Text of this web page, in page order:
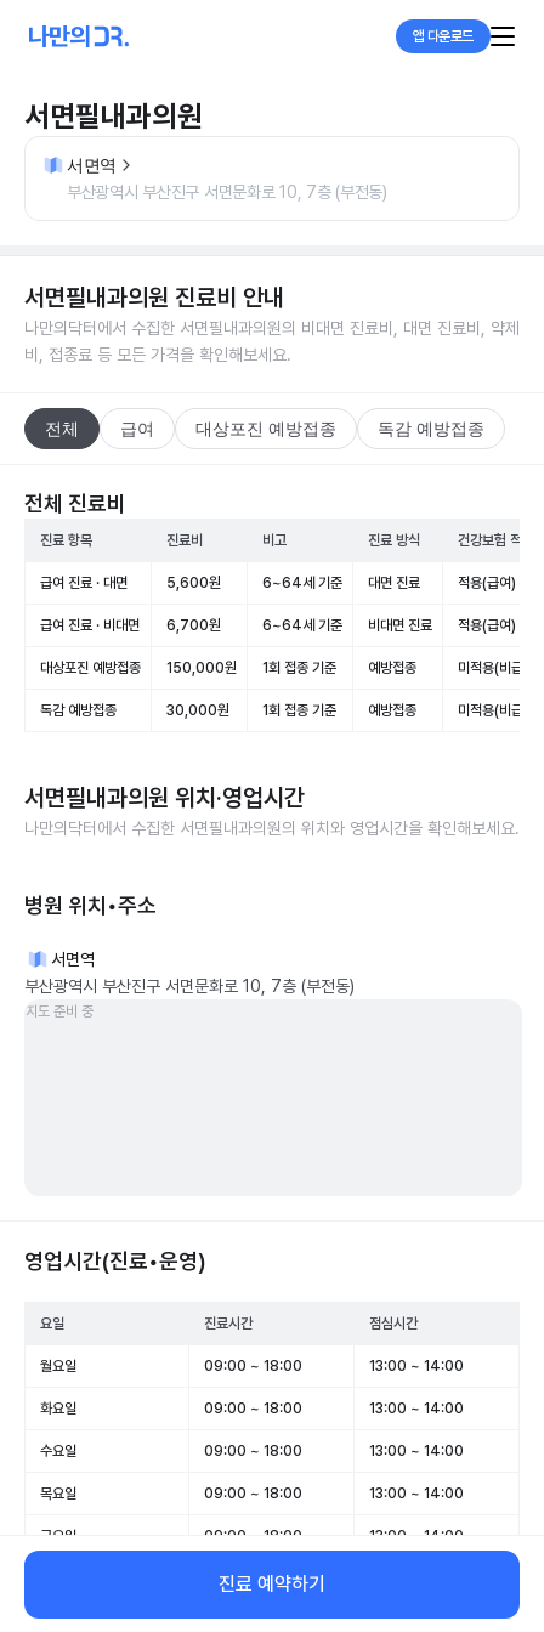
앱 다운로드
서면필내과의원
서면역
부산광역시 부산진구 서면문화로 10, 7층 (부전동)
서면필내과의원 진료비 안내
나만의닥터에서 수집한 서면필내과의원의 비대면 진료비, 대면 진료비, 약제
비, 접종료 등 모든 가격을 확인해보세요.
전체 급여 대상포진 예방접종 독감 예방접종
전체 진료비
진료 항목 진료비 비고 진료 방식 건강보험 적용
급여 진료 · 대면 5,600원 6~64세 기준 대면 진료 적용(급여)
급여 진료 · 비대면 6,700원 6~64세 기준 비대면 진료 적용(급여)
대상포진 예방접종 150,000원 1회 접종 기준 예방접종 미적용(비급여)
독감 예방접종 30,000원 1회 접종 기준 예방접종 미적용(비급여)
서면필내과의원 위치·영업시간
나만의닥터에서 수집한 서면필내과의원의 위치와 영업시간을 확인해보세요.
병원 위치•주소
서면역
부산광역시 부산진구 서면문화로 10, 7층 (부전동)
지도 준비 중
영업시간(진료•운영)
요일 진료시간 점심시간
월요일 09:00 ~ 18:00 13:00 ~ 14:00
화요일 09:00 ~ 18:00 13:00 ~ 14:00
수요일 09:00 ~ 18:00 13:00 ~ 14:00
목요일 09:00 ~ 18:00 13:00 ~ 14:00
금요일 09:00 ~ 18:00 13:00 ~ 14:00
09:00 ~ 13:00
일요일 휴무 -
진료 예약하기